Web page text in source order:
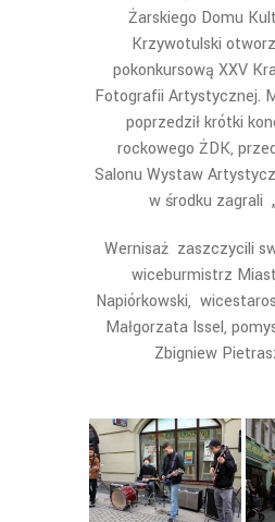
Żarskiego Domu
Krzywotulski
pokonkursową XXV
Fotografii Artystycznej.
poprzedził krótki
rockowego ŻDK,
Salonu Wystaw
w środku zagrali
Wernisaż zaszczycili
wiceburmistrz
Napiórkowski,
Małgorzata Issel,
Zbigniew